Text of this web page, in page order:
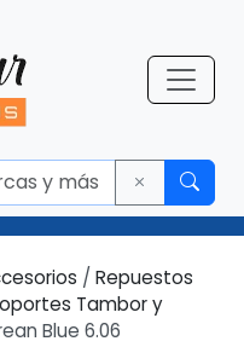
/ Repuestos
Tambor y
Blue 6.06